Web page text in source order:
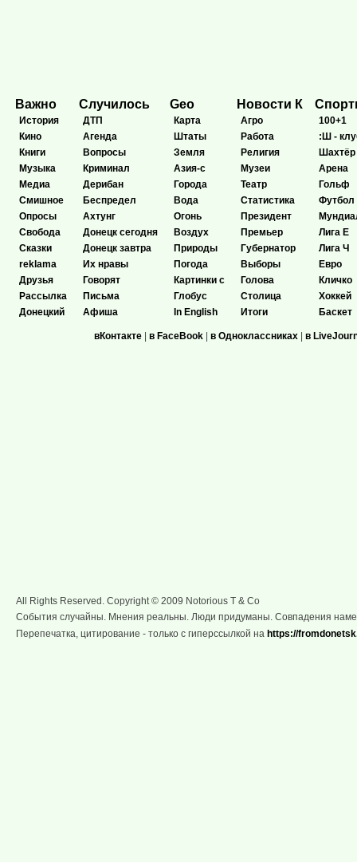
Важно
История
Кино
Книги
Музыка
Медиа
Смишное
Опросы
Свобода
Сказки
reklama
Друзья
Рассылка
Донецкий
Случилось
ДТП
Агенда
Вопросы
Криминал
Дерибан
Беспредел
Ахтунг
Донецк сегодня
Донецк завтра
Их нравы
Говорят
Письма
Афиша
Geo
Карта
Штаты
Земля
Азия-с
Города
Вода
Огонь
Воздух
Природы
Погода
Картинки с
Глобус
In English
Новости К
Агро
Работа
Религия
Музеи
Театр
Статистика
Президент
Премьер
Губернатор
Выборы
Голова
Столица
Итоги
100+1
:Ш -
Шахтёр
Арена
Гольф
Футбол
Лига Е
Лига Ч
Евро
Кличко
Хоккей
Баскет
вКонтакте | в FaceBook | в Одноклассниках | в
All Rights Reserved. Copyright © 2009 Notorious T & Co
События случайны. Мнения реальны. Люди придуманы. Совпадения
Перепечатка, цитирование - только с гиперссылкой на https://